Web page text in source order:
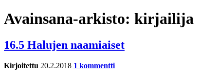
Avainsana-arkisto: kirjailija
16.5 Halujen naamiaiset
Kirjoitettu 20.2.2018 1 kommentti